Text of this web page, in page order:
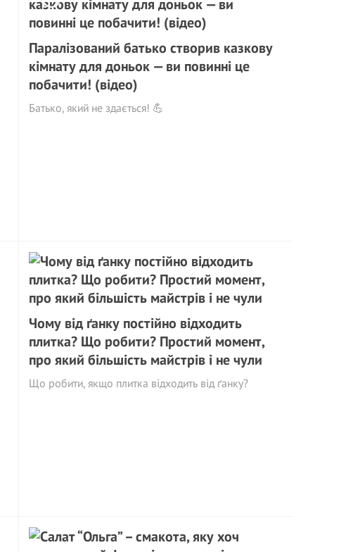
Паралізований батько створив казкову
кімнату для доньок — ви повинні це
побачити! (відео)
Батько, який не здається! 💪
Чому від ґанку постійно відходить
плитка? Що робити? Простий момент,
про який більшість майстрів і не чули
Що робити, якщо плитка відходить від ґанку?